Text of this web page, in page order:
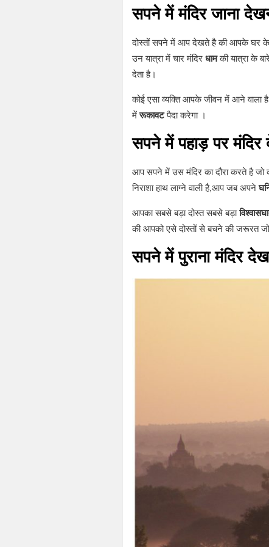
सपने में मंदिर जाना
दोस्तों सपने में आप देखते है की आपके घर के
उन यात्रा में चार मंदिर धामकी यात्रा के
देता है।
कोई एसा व्यक्ति आपके जीवन में आने वाला
मेंरूकावटपैदा करेगा ।
सपने में पहाड़ पर मंदिर
आप सपने में उस मंदिर का दौरा करते है जो
निराशा हाथ लाग्ने वाली है,आप जब अपने
आपका सबसे बड़ा दोस्त सबसे बड़ा
की आपको एसे दोस्तों से बचने की जरूरत
सपने में पुराना मंदिर